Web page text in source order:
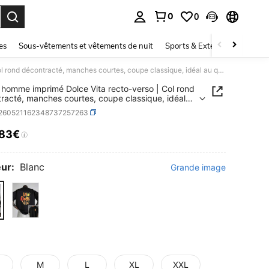
0 0
Sous-vêtements et vêtements de nuit Sports & Extérieur
T-shirt homme imprimé Dolce Vita recto-verso | Col rond décontracté, manches courtes, coupe classique, idéal au quotidien et le week-end, parfait pour les voyages, la plage, les festivals de musique et
imprimé Dolce Vita recto-verso | Col rond
manches courtes, coupe classique, idéal
et le week-end, parfait pour les voyages, la
festivals de musique et
AND AVAILABILITY
Blanc Grande image
M L XL XXL